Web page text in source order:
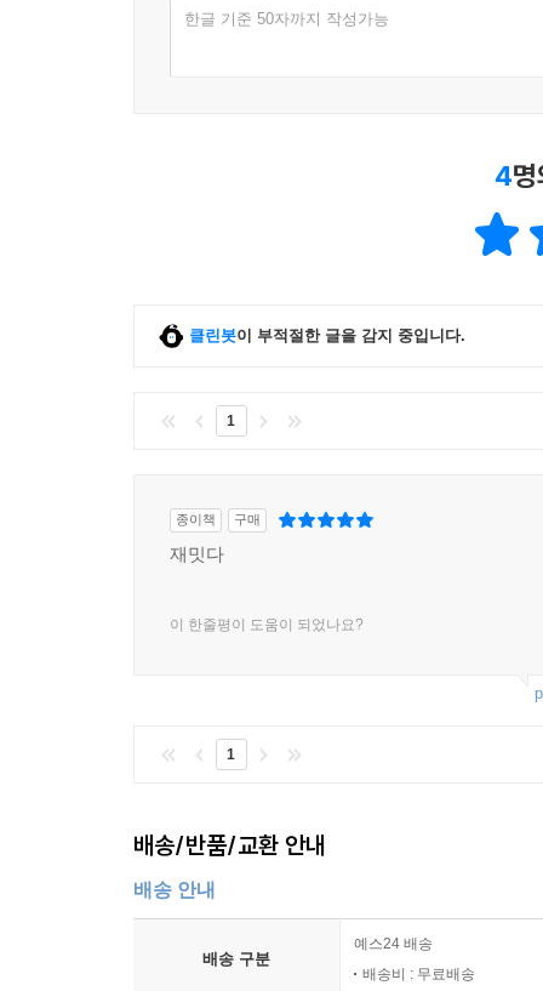
“이 작품은 그저 작은 시골 마을에 관한 단순한
강렬한 흑백 그림으로 담아낸 슬픔, 공허함, 그리
제프 르미어는 컬러로는 표현하지 못하는 흑백
생략되어 있는 듯하면서도 풍부한 느낌을 준다.
작용한다. 제프 르미어는 에식스 카운티에서 태
덕분에 에식스 카운티의 분위기나 황량하게 펼쳐
2부에 등장하는 이들은 늘 TV나 라디오로 아이스
“만화는 내가 꼬마였을 때부터 내 인생의 전부였
“『에식스 카운티』는 한마디로 놀라운 업적이
“앞으로 20년 뒤에 프린스턴과 듀크 대학에 그
논문을 쓰는 학생이 아마 상당수이지 않을까.”
― 「디 오리거니언」
한글 기준 50자까지 작성가능
4
클린봇이 부적절한 글을 감지 중입니다.
1
종이책 구매
재밋다
이 한줄평이 도움이 되었나요?
1
배송/반품/교환 안내
배송 안내
배송 구분
예스24 배송
배송비 : 무료배송